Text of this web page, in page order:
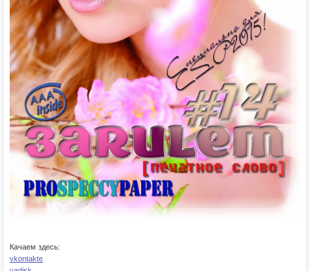
Качаем здесь:
vkontakte